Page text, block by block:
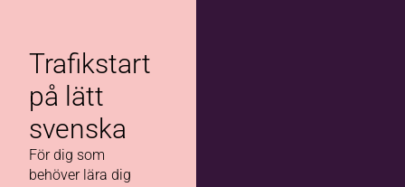
Trafikstart
på lätt
svenska
För dig som
behöver lära dig